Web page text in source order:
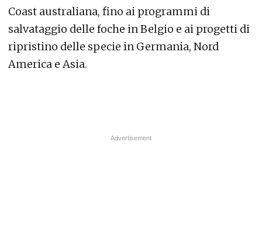
Coast australiana, fino ai programmi di
salvataggio delle foche in Belgio e ai progetti di
ripristino delle specie in Germania, Nord
America e Asia.